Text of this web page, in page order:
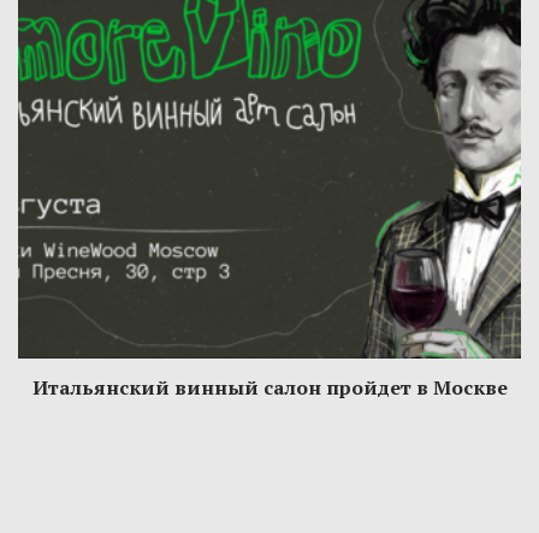
Итальянский винный салон пройдет в Москве